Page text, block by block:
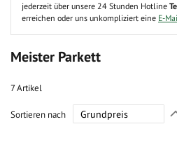
jederzeit über unsere 24 Stunden Hotline
erreichen oder uns unkompliziert eine E-
Meister Parkett
7Artikel
Sortieren nach